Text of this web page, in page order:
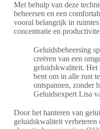
Met behulp van deze
beheersen en een
vooral belangrijk in ruimtes
concentratie en
Geluidsbeheersing
creëren van een
geluidskwaliteit. Het
bent om in alle rust
ontspannen, zonder
Geluidsexpert Lisa
Door het hanteren van
geluidskwaliteit verbeteren